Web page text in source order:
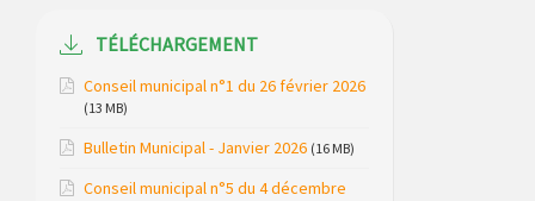
Modification des horaires (et lieux) pour
les permanences de la gendarmerie
Maison des services de Ruynes en
TÉLÉCHARGEMENT
Conseil municipal n°1 du 26 février 2026
(13 MB)
Bulletin Municipal - Janvier 2026 (16 MB)
Conseil municipal n°5 du 4 décembre